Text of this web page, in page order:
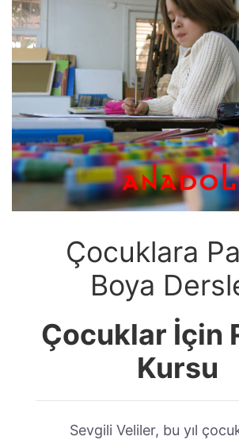
Çocuklara
Boya
Çocuklar İçin
Kursu
Sevgili Veliler, bu yıl